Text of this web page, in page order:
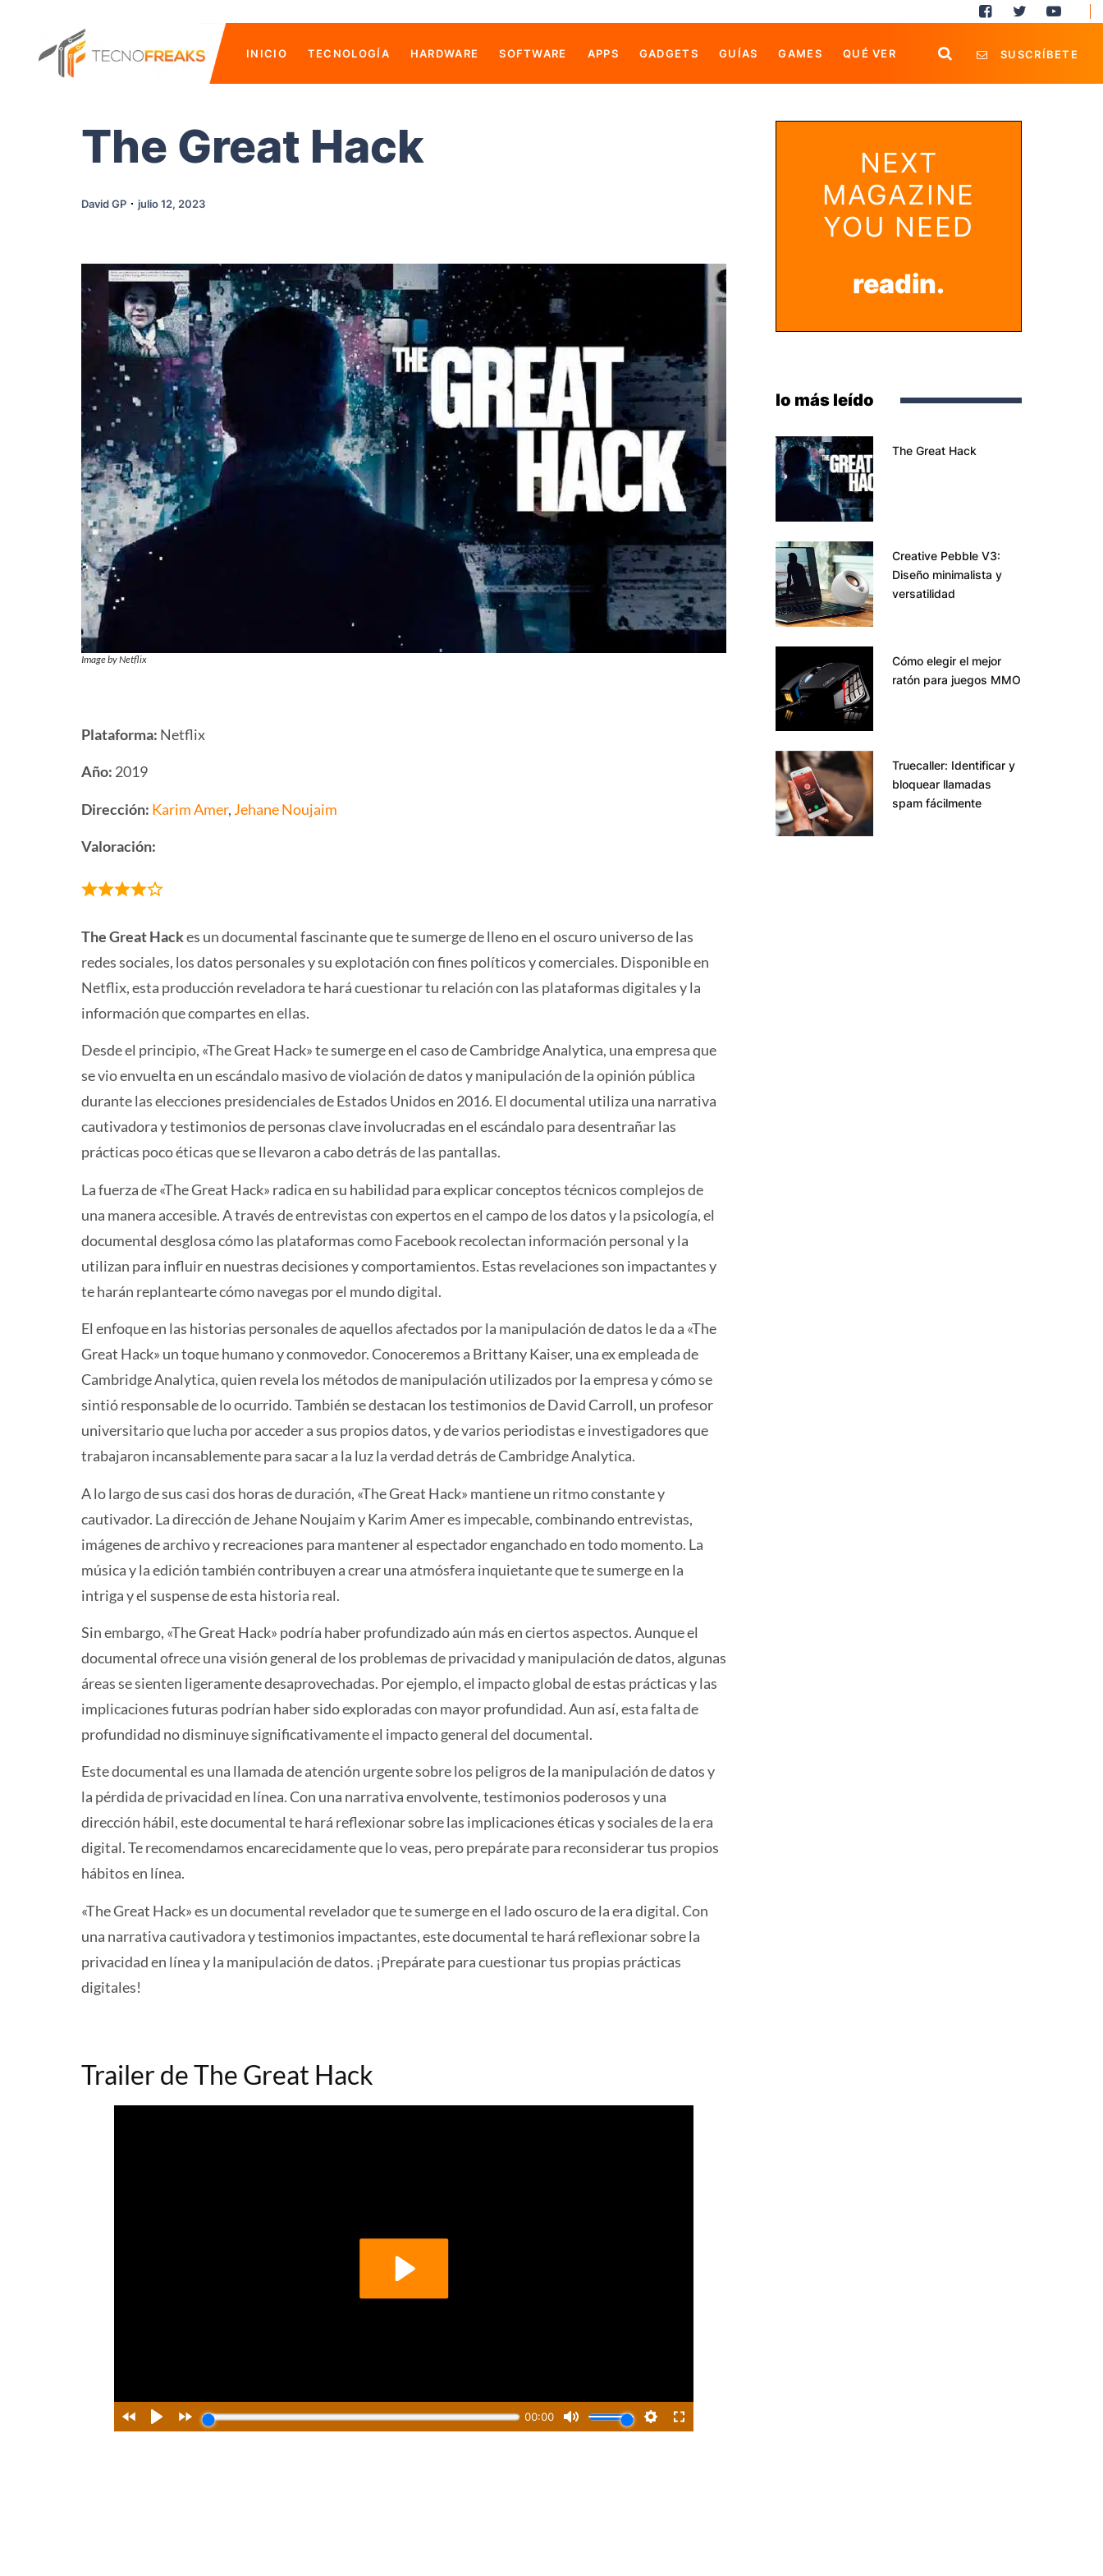
INICIO TECNOLOGÍA HARDWARE SOFTWARE APPS GADGETS GUÍAS GAMES QUÉ VER SUSCRÍBETE
The Great Hack
David GP julio 12, 2023
Image by Netflix
Plataforma: Netflix
Año: 2019
Dirección: Karim Amer, Jehane Noujaim
Valoración:
The Great Hackes un documental fascinante que te sumerge de lleno en el oscuro universo de las
redes sociales, los datos personales y su explotación con fines políticos y comerciales. Disponible en
Netflix, esta producción reveladora te hará cuestionar tu relación con las plataformas digitales y la
información que compartes en ellas.
Desde el principio, «The Great Hack» te sumerge en el caso de Cambridge Analytica, una empresa que
se vio envuelta en un escándalo masivo de violación de datos y manipulación de la opinión pública
durante las elecciones presidenciales de Estados Unidos en 2016. El documental utiliza una narrativa
cautivadora y testimonios de personas clave involucradas en el escándalo para desentrañar las
prácticas poco éticas que se llevaron a cabo detrás de las pantallas.
La fuerza de «The Great Hack» radica en su habilidad para explicar conceptos técnicos complejos de
una manera accesible. A través de entrevistas con expertos en el campo de los datos y la psicología, el
documental desglosa cómo las plataformas como Facebook recolectan información personal y la
utilizan para influir en nuestras decisiones y comportamientos. Estas revelaciones son impactantes y
te harán replantearte cómo navegas por el mundo digital.
El enfoque en las historias personales de aquellos afectados por la manipulación de datos le da a «The
Great Hack» un toque humano y conmovedor. Conoceremos a Brittany Kaiser, una ex empleada de
Cambridge Analytica, quien revela los métodos de manipulación utilizados por la empresa y cómo se
sintió responsable de lo ocurrido. También se destacan los testimonios de David Carroll, un profesor
universitario que lucha por acceder a sus propios datos, y de varios periodistas e investigadores que
trabajaron incansablemente para sacar a la luz la verdad detrás de Cambridge Analytica.
A lo largo de sus casi dos horas de duración, «The Great Hack» mantiene un ritmo constante y
cautivador. La dirección de Jehane Noujaim y Karim Amer es impecable, combinando entrevistas,
imágenes de archivo y recreaciones para mantener al espectador enganchado en todo momento. La
música y la edición también contribuyen a crear una atmósfera inquietante que te sumerge en la
intriga y el suspense de esta historia real.
Sin embargo, «The Great Hack» podría haber profundizado aún más en ciertos aspectos. Aunque el
documental ofrece una visión general de los problemas de privacidad y manipulación de datos, algunas
áreas se sienten ligeramente desaprovechadas. Por ejemplo, el impacto global de estas prácticas y las
implicaciones futuras podrían haber sido exploradas con mayor profundidad. Aun así, esta falta de
profundidad no disminuye significativamente el impacto general del documental.
Este documental es una llamada de atención urgente sobre los peligros de la manipulación de datos y
la pérdida de privacidad en línea. Con una narrativa envolvente, testimonios poderosos y una
dirección hábil, este documental te hará reflexionar sobre las implicaciones éticas y sociales de la era
digital. Te recomendamos encarecidamente que lo veas, pero prepárate para reconsiderar tus propios
hábitos en línea.
«The Great Hack» es un documental revelador que te sumerge en el lado oscuro de la era digital. Con
una narrativa cautivadora y testimonios impactantes, este documental te hará reflexionar sobre la
privacidad en línea y la manipulación de datos. ¡Prepárate para cuestionar tus propias prácticas
digitales!
Trailer de The Great Hack
NEXT
MAGAZINE
YOU NEED
readin.
lo más leído
The Great Hack
Creative Pebble V3:
Diseño minimalista y
versatilidad
Cómo elegir el mejor
ratón para juegos MMO
Truecaller: Identificar y
bloquear llamadas
spam fácilmente